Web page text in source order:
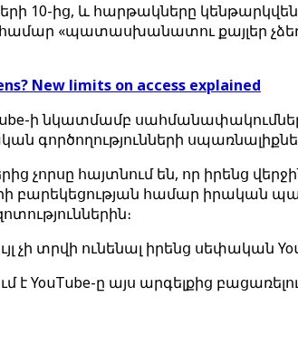
10-ից, և հարթակները կենթարկվեն
«պատասխանատու քայլեր
New limits on access explained
ի նկատմամբ
գործողությունների
հայտնում են, որ իրենց
համար իրական
չի տրվի ունենալ իրենց սեփական
է YouTube-ը այս արգելքից